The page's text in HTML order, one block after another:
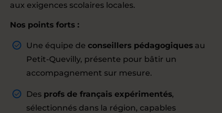
aux exigences scolaires locales.
Nos points forts :
Une équipe de conseillers pédagogiques au
Petit-Quevilly, présente pour bâtir un
accompagnement sur mesure.
Des profs de français expérimentés,
sélectionnés dans la région, capables